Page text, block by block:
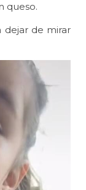
queso.
dejar de mirar